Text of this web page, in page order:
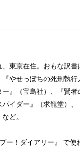
東京在住。おもな訳書
やせっぽちの死刑執行
ー』（宝島社）、『賢
イダー』（求龍堂）、
ど。
ー！ダイアリー』 で使